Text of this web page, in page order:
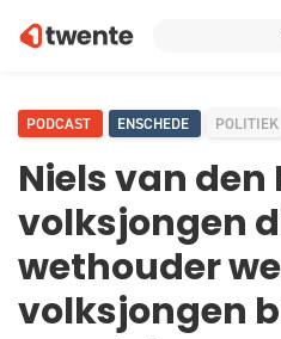
PODCAST ENSCHEDE POLITIEK
Niels van den
volksjongen
wethouder
volksjongen